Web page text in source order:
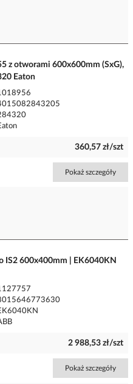
z otworami 600x600mm (SxG),
Eaton
360,57 zł/szt
Pokaż szczegóły
IS2 600x400mm | EK6040KN
2 988,53 zł/szt
Pokaż szczegóły